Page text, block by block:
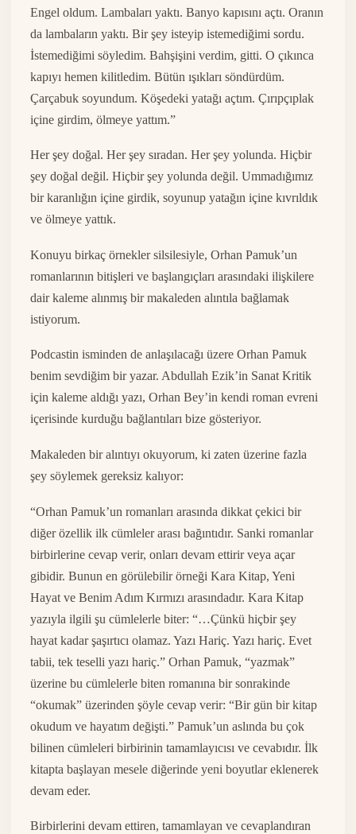
Engel oldum. Lambaları yaktı. Banyo kapısını açtı. Oranın
da lambaların yaktı. Bir şey isteyip istemediğimi sordu.
İstemediğimi söyledim. Bahşişini verdim, gitti. O çıkınca
kapıyı hemen kilitledim. Bütün ışıkları söndürdüm.
Çarçabuk soyundum. Köşedeki yatağı açtım. Çırıpçıplak
içine girdim, ölmeye yattım.”
Her şey doğal. Her şey sıradan. Her şey yolunda. Hiçbir
şey doğal değil. Hiçbir şey yolunda değil. Ummadığımız
bir karanlığın içine girdik, soyunup yatağın içine kıvrıldık
ve ölmeye yattık.
Konuyu birkaç örnekler silsilesiyle, Orhan Pamuk’un
romanlarının bitişleri ve başlangıçları arasındaki ilişkilere
dair kaleme alınmış bir makaleden alıntıla bağlamak
istiyorum.
Podcastin isminden de anlaşılacağı üzere Orhan Pamuk
benim sevdiğim bir yazar. Abdullah Ezik’in Sanat Kritik
için kaleme aldığı yazı, Orhan Bey’in kendi roman evreni
içerisinde kurduğu bağlantıları bize gösteriyor.
Makaleden bir alıntıyı okuyorum, ki zaten üzerine fazla
şey söylemek gereksiz kalıyor:
“Orhan Pamuk’un romanları arasında dikkat çekici bir
diğer özellik ilk cümleler arası bağıntıdır. Sanki romanlar
birbirlerine cevap verir, onları devam ettirir veya açar
gibidir. Bunun en görülebilir örneği Kara Kitap, Yeni
Hayat ve Benim Adım Kırmızı arasındadır. Kara Kitap
yazıyla ilgili şu cümlelerle biter: “…Çünkü hiçbir şey
hayat kadar şaşırtıcı olamaz. Yazı Hariç. Yazı hariç. Evet
tabii, tek teselli yazı hariç.” Orhan Pamuk, “yazmak”
üzerine bu cümlelerle biten romanına bir sonrakinde
“okumak” üzerinden şöyle cevap verir: “Bir gün bir kitap
okudum ve hayatım değişti.” Pamuk’un aslında bu çok
bilinen cümleleri birbirinin tamamlayıcısı ve cevabıdır. İlk
kitapta başlayan mesele diğerinde yeni boyutlar eklenerek
devam eder.
Birbirlerini devam ettiren, tamamlayan ve cevaplandıran